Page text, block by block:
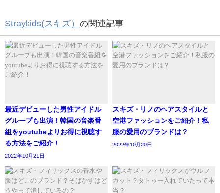
スキズ・リノの中学は？
大岳中学校 を卒業しています。
地元の中学校のようでした！
Straykids(スキズ） の関連記事
最近デビューした男性アイドル
グループも出演！韓国の音楽番
組をyoutubeよりお得に視聴す
る方法をご紹介！
2022年10月21日
スキズ・リノのヘアスタイルと
空港ファッションをご紹介！私
服の愛用のブランドは？
2022年10月20日